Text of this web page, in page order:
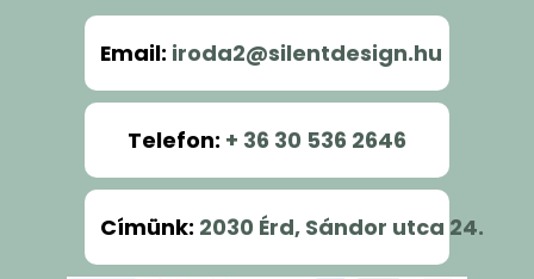
Email: iroda2@silentdesign.hu
Telefon: + 36 30 536 2646
Címünk: 2030 Érd, Sándor utca 24.